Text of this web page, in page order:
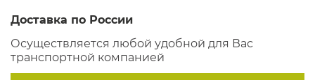
Доставка по России
Осуществляется любой удобной для Вас
транспортной компанией